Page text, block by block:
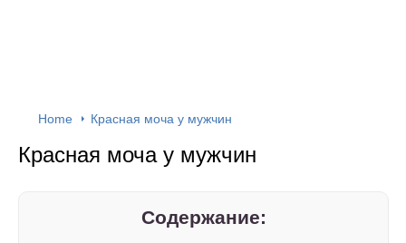
Home Красная моча у мужчин
Красная моча у мужчин
Содержание: